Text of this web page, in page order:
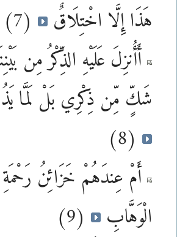
هَذَا إِلَّا اخْتِلَاقٌ
(7)
أَأُنزِلَ عَلَيْهِ الذِّكْرُ مِن
شَكٍّ مِّن ذِكْرِي بَلْ لَمَّا
(8)
أَمْ عِندَهُمْ خَزَائِنُ
الْوَهَّابِ
(9)